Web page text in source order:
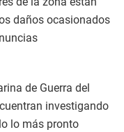
daños ocasionados
de Guerra del
investigando
lo más pronto